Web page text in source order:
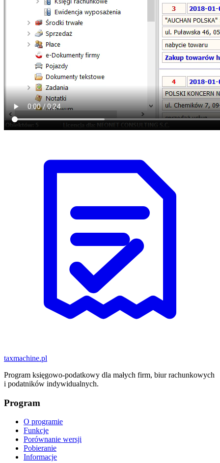
taxmachine.pl
Program księgowo-podatkowy dla małych firm, biur rachunkowych
i podatników indywidualnych.
Program
O programie
Funkcje
Porównanie wersji
Pobieranie
Informacje